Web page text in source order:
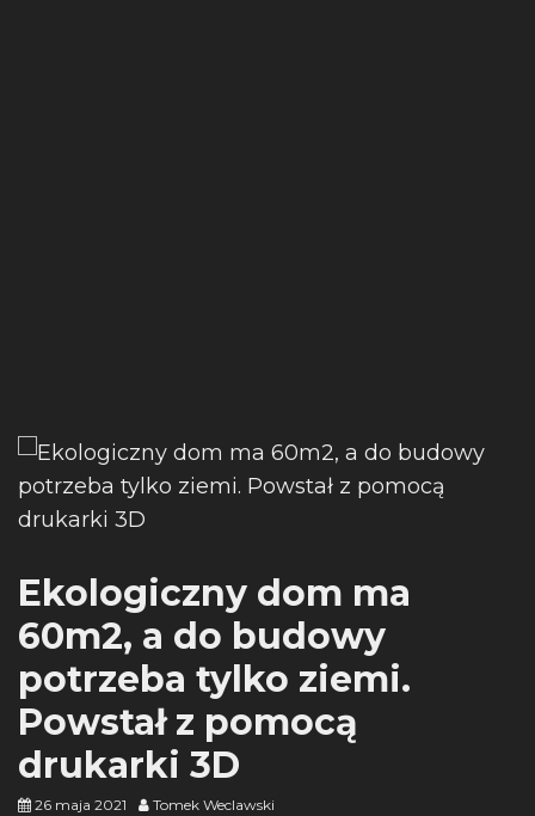
Ekologiczny dom ma
60m2, a do budowy
potrzeba tylko ziemi.
Powstał z pomocą
drukarki 3D
26 maja 2021 Tomek Weclawski